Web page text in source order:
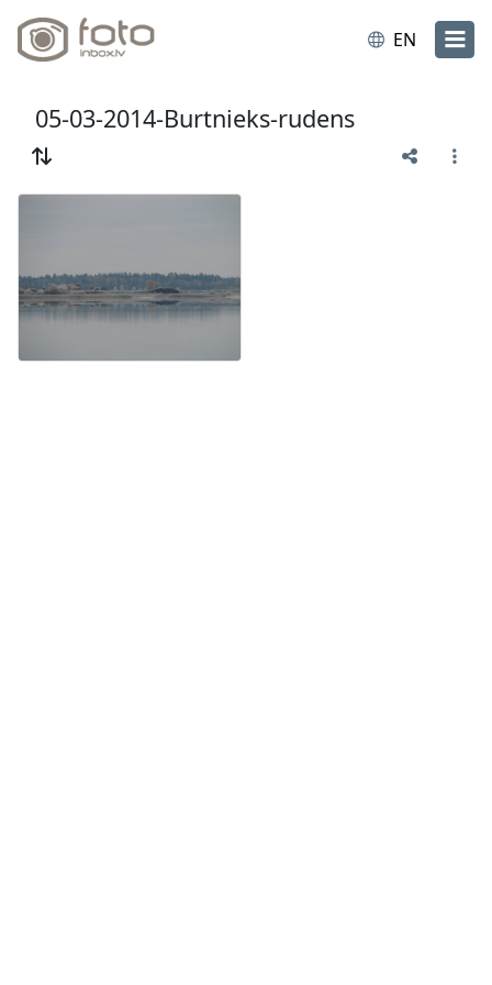
EN
05-03-2014-Burtnieks-rudens